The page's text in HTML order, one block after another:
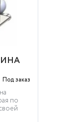
Под заказ
по